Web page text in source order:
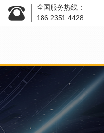
全国服务热线：
186 2351 4428